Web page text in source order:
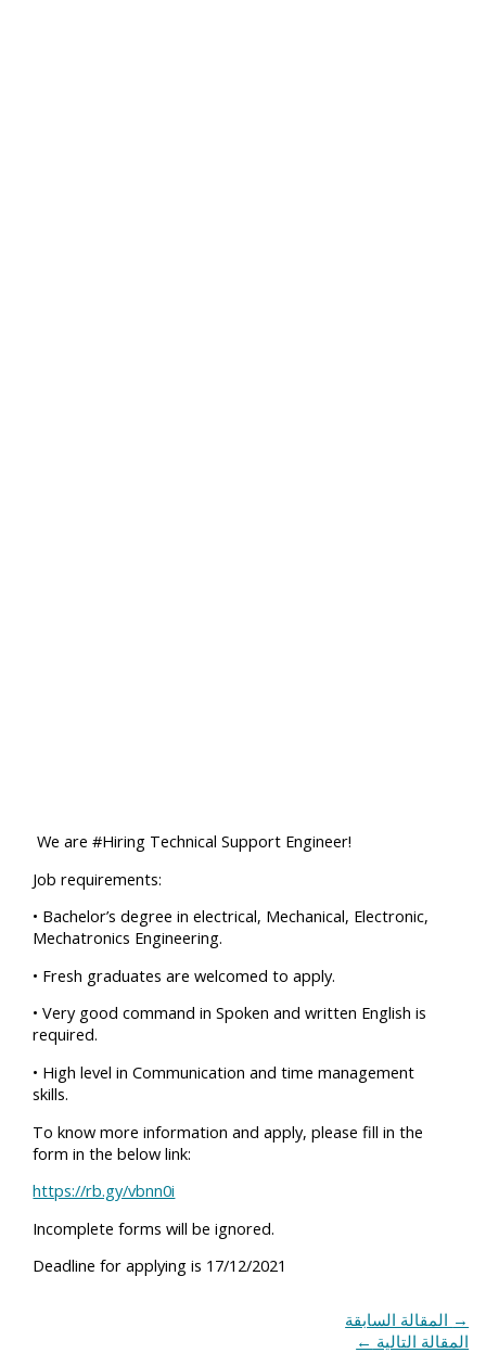
We are #Hiring Technical Support Engineer!
Job requirements:
• Bachelor’s degree in electrical, Mechanical, Electronic,
Mechatronics Engineering.
• Fresh graduates are welcomed to apply.
• Very good command in Spoken and written English is
required.
• High level in Communication and time management
skills.
To know more information and apply, please fill in the
form in the below link:
https://rb.gy/vbnn0i
Incomplete forms will be ignored.
Deadline for applying is 17/12/2021
→ المقالة السابقة
المقالة التالية ←